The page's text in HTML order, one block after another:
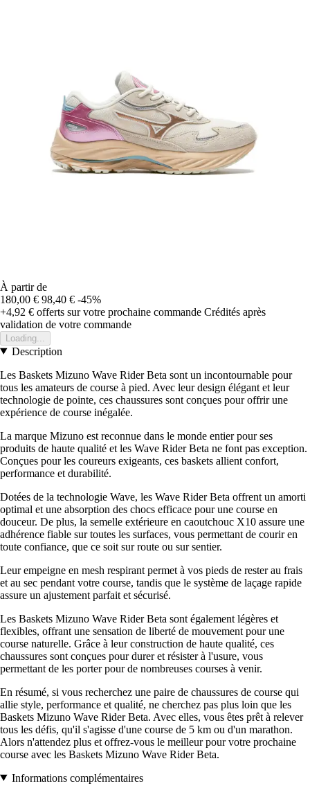
À partir de
180,00 € 98,40 € -45%
+4,92 € offerts sur votre prochaine commande Crédités après
validation de votre commande
Loading...
Description
Les Baskets Mizuno Wave Rider Beta sont un incontournable pour
tous les amateurs de course à pied. Avec leur design élégant et leur
technologie de pointe, ces chaussures sont conçues pour offrir une
expérience de course inégalée.
La marque Mizuno est reconnue dans le monde entier pour ses
produits de haute qualité et les Wave Rider Beta ne font pas exception.
Conçues pour les coureurs exigeants, ces baskets allient confort,
performance et durabilité.
Dotées de la technologie Wave, les Wave Rider Beta offrent un amorti
optimal et une absorption des chocs efficace pour une course en
douceur. De plus, la semelle extérieure en caoutchouc X10 assure une
adhérence fiable sur toutes les surfaces, vous permettant de courir en
toute confiance, que ce soit sur route ou sur sentier.
Leur empeigne en mesh respirant permet à vos pieds de rester au frais
et au sec pendant votre course, tandis que le système de laçage rapide
assure un ajustement parfait et sécurisé.
Les Baskets Mizuno Wave Rider Beta sont également légères et
flexibles, offrant une sensation de liberté de mouvement pour une
course naturelle. Grâce à leur construction de haute qualité, ces
chaussures sont conçues pour durer et résister à l'usure, vous
permettant de les porter pour de nombreuses courses à venir.
En résumé, si vous recherchez une paire de chaussures de course qui
allie style, performance et qualité, ne cherchez pas plus loin que les
Baskets Mizuno Wave Rider Beta. Avec elles, vous êtes prêt à relever
tous les défis, qu'il s'agisse d'une course de 5 km ou d'un marathon.
Alors n'attendez plus et offrez-vous le meilleur pour votre prochaine
course avec les Baskets Mizuno Wave Rider Beta.
Informations complémentaires